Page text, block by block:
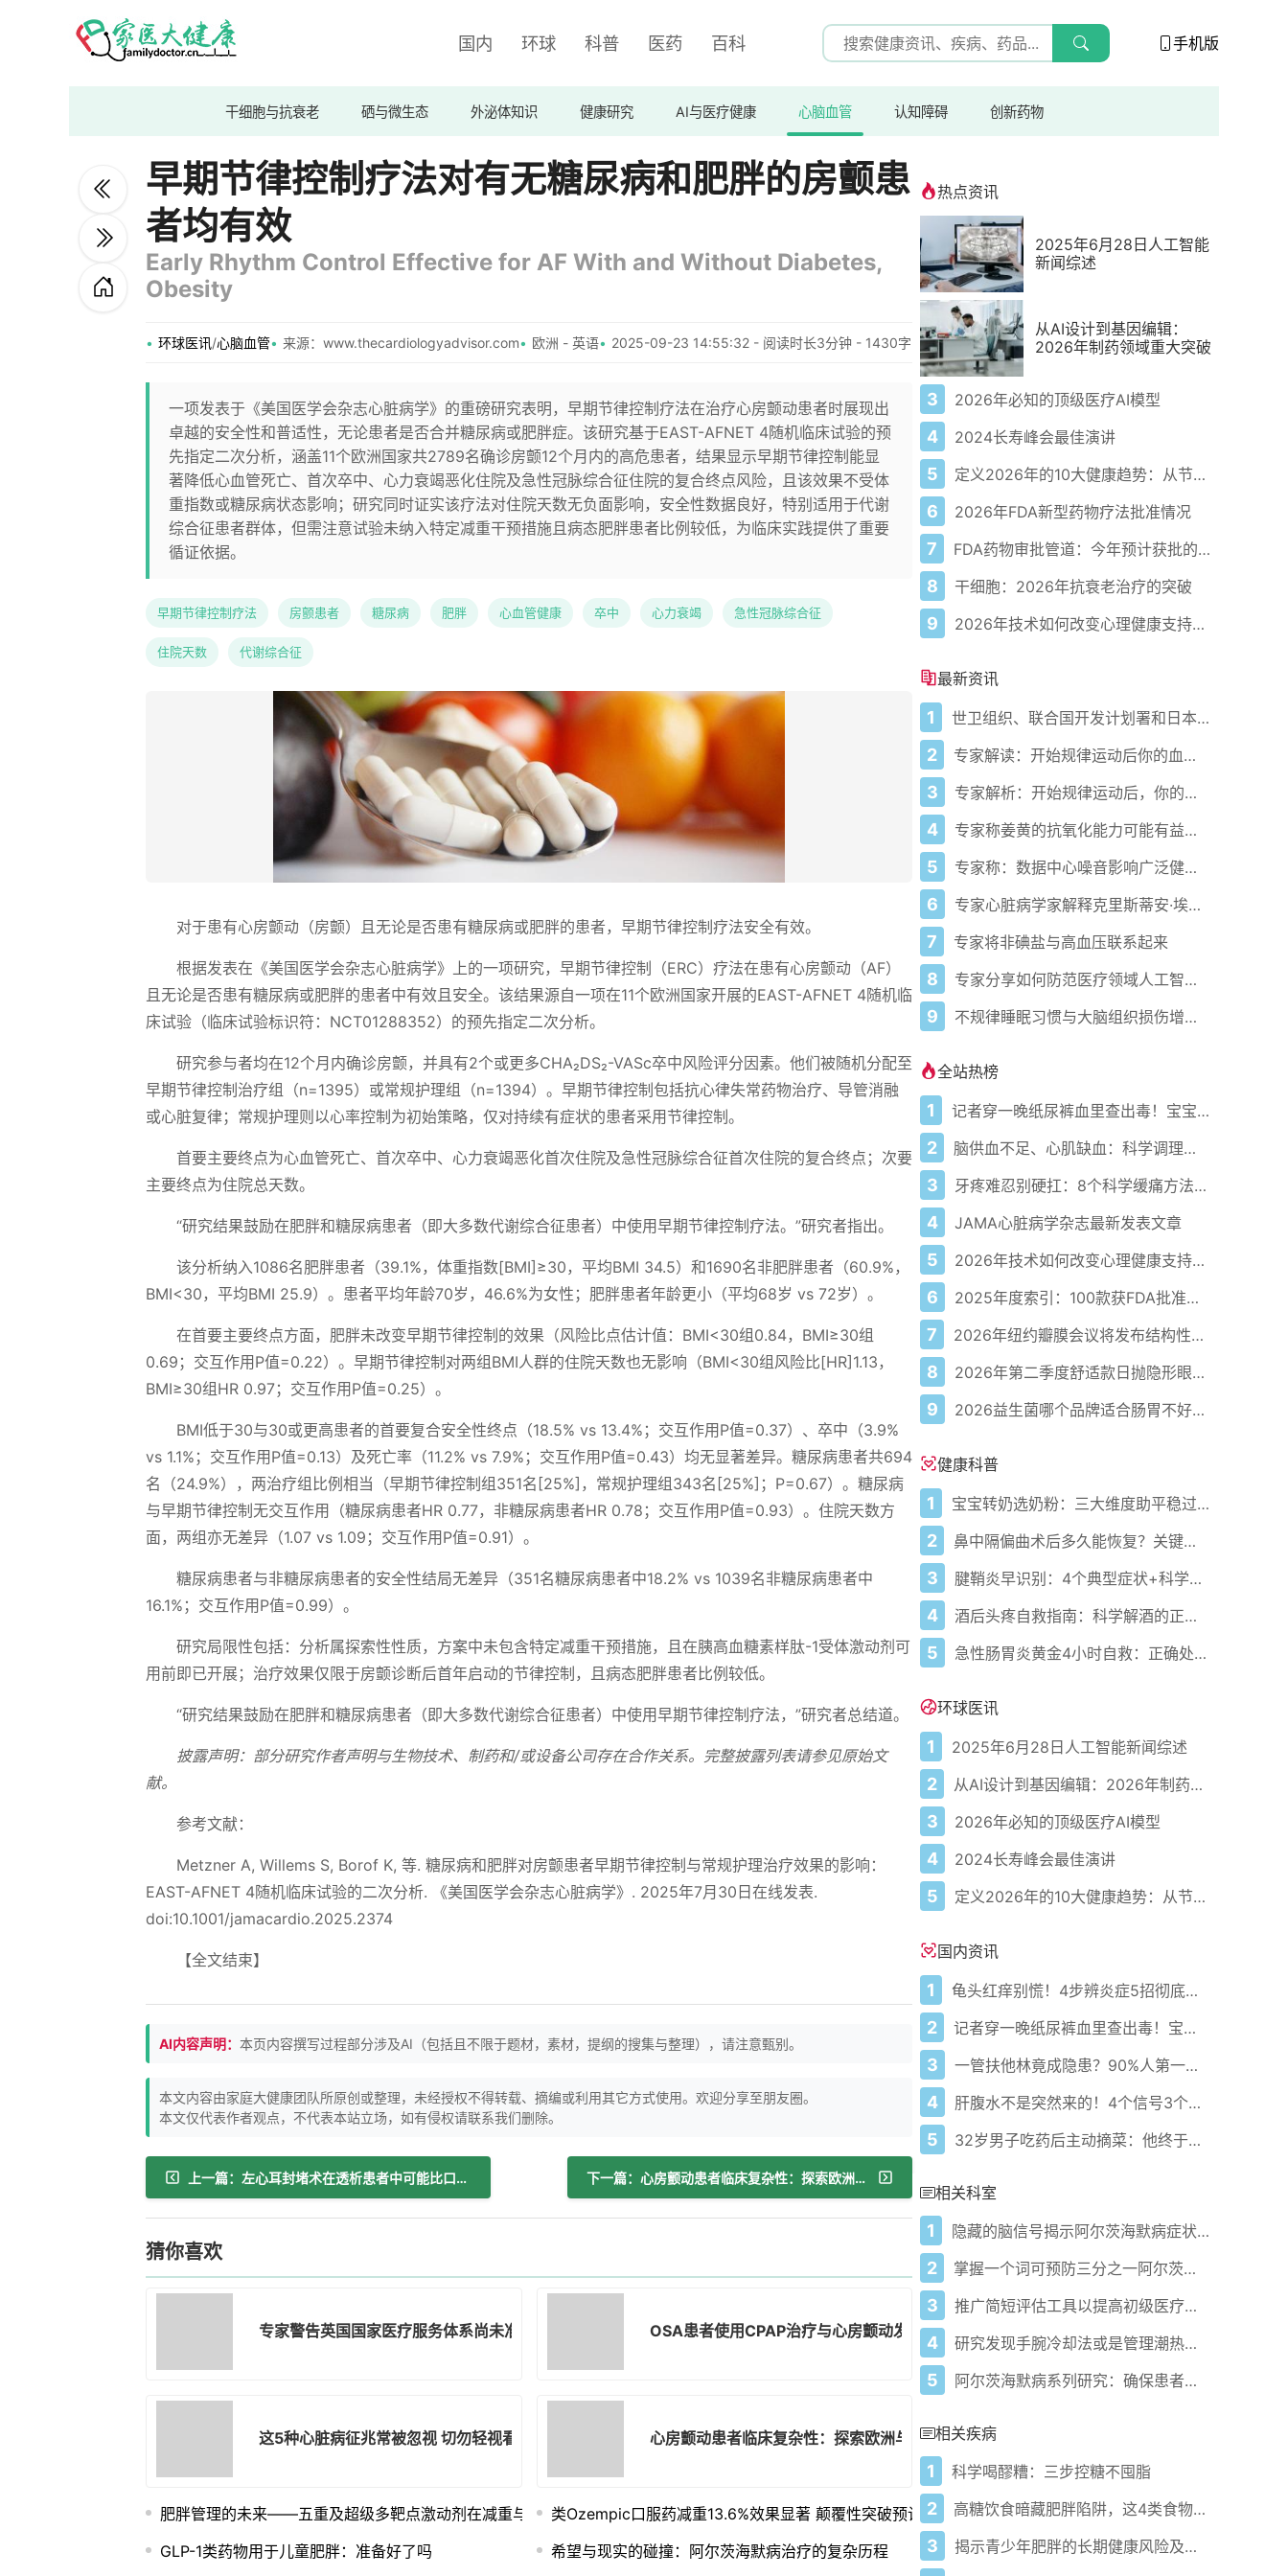
国内 环球 科普 医药 百科 手机版
干细胞与抗衰老 硒与微生态 外泌体知识 健康研究 AI与医疗健康 心脑血管 认知障碍 创新药物
早期节律控制疗法对有无糖尿病和肥胖的房颤患
者均有效
Early Rhythm Control Effective for AF With and Without Diabetes,
Obesity
环球医讯/心脑血管 来源：www.thecardiologyadvisor.com 欧洲 - 英语 2025-09-23 14:55:32 - 阅读时长3分钟 - 1430字
一项发表于《美国医学会杂志心脏病学》的重磅研究表明，早期节律控制疗法在治疗心房颤动患者时展现出
卓越的安全性和普适性，无论患者是否合并糖尿病或肥胖症。该研究基于EAST-AFNET 4随机临床试验的预
先指定二次分析，涵盖11个欧洲国家共2789名确诊房颤12个月内的高危患者，结果显示早期节律控制能显
著降低心血管死亡、首次卒中、心力衰竭恶化住院及急性冠脉综合征住院的复合终点风险，且该效果不受体
重指数或糖尿病状态影响；研究同时证实该疗法对住院天数无负面影响，安全性数据良好，特别适用于代谢
综合征患者群体，但需注意试验未纳入特定减重干预措施且病态肥胖患者比例较低，为临床实践提供了重要
循证依据。
早期节律控制疗法 房颤患者 糖尿病 肥胖 心血管健康 卒中 心力衰竭 急性冠脉综合征
住院天数 代谢综合征
对于患有心房颤动（房颤）且无论是否患有糖尿病或肥胖的患者，早期节律控制疗法安全有效。
根据发表在《美国医学会杂志心脏病学》上的一项研究，早期节律控制（ERC）疗法在患有心房颤动（AF）
且无论是否患有糖尿病或肥胖的患者中有效且安全。该结果源自一项在11个欧洲国家开展的EAST-AFNET 4随机临
床试验（临床试验标识符：NCT01288352）的预先指定二次分析。
研究参与者均在12个月内确诊房颤，并具有2个或更多CHA₂DS₂-VASc卒中风险评分因素。他们被随机分配至
早期节律控制治疗组（n=1395）或常规护理组（n=1394）。早期节律控制包括抗心律失常药物治疗、导管消融
或心脏复律；常规护理则以心率控制为初始策略，仅对持续有症状的患者采用节律控制。
首要主要终点为心血管死亡、首次卒中、心力衰竭恶化首次住院及急性冠脉综合征首次住院的复合终点；次要
主要终点为住院总天数。
“研究结果鼓励在肥胖和糖尿病患者（即大多数代谢综合征患者）中使用早期节律控制疗法。”研究者指出。
该分析纳入1086名肥胖患者（39.1%，体重指数[BMI]≥30，平均BMI 34.5）和1690名非肥胖患者（60.9%，
BMI<30，平均BMI 25.9）。患者平均年龄70岁，46.6%为女性；肥胖患者年龄更小（平均68岁 vs 72岁）。
在首要主要终点方面，肥胖未改变早期节律控制的效果（风险比点估计值：BMI<30组0.84，BMI≥30组
0.69；交互作用P值=0.22）。早期节律控制对两组BMI人群的住院天数也无影响（BMI<30组风险比[HR]1.13，
BMI≥30组HR 0.97；交互作用P值=0.25）。
BMI低于30与30或更高患者的首要复合安全性终点（18.5% vs 13.4%；交互作用P值=0.37）、卒中（3.9%
vs 1.1%；交互作用P值=0.13）及死亡率（11.2% vs 7.9%；交互作用P值=0.43）均无显著差异。糖尿病患者共694
名（24.9%），两治疗组比例相当（早期节律控制组351名[25%]，常规护理组343名[25%]；P=0.67）。糖尿病
与早期节律控制无交互作用（糖尿病患者HR 0.77，非糖尿病患者HR 0.78；交互作用P值=0.93）。住院天数方
面，两组亦无差异（1.07 vs 1.09；交互作用P值=0.91）。
糖尿病患者与非糖尿病患者的安全性结局无差异（351名糖尿病患者中18.2% vs 1039名非糖尿病患者中
16.1%；交互作用P值=0.99）。
研究局限性包括：分析属探索性性质，方案中未包含特定减重干预措施，且在胰高血糖素样肽-1受体激动剂可
用前即已开展；治疗效果仅限于房颤诊断后首年启动的节律控制，且病态肥胖患者比例较低。
“研究结果鼓励在肥胖和糖尿病患者（即大多数代谢综合征患者）中使用早期节律控制疗法，”研究者总结道。
披露声明：部分研究作者声明与生物技术、制药和/或设备公司存在合作关系。完整披露列表请参见原始文
献。
参考文献：
Metzner A, Willems S, Borof K, 等. 糖尿病和肥胖对房颤患者早期节律控制与常规护理治疗效果的影响：
EAST-AFNET 4随机临床试验的二次分析. 《美国医学会杂志心脏病学》. 2025年7月30日在线发表.
doi:10.1001/jamacardio.2025.2374
【全文结束】
AI内容声明： 本页内容撰写过程部分涉及AI（包括且不限于题材，素材，提纲的搜集与整理），请注意甄别。
本文内容由家庭大健康团队所原创或整理，未经授权不得转载、摘编或利用其它方式使用。欢迎分享至朋友圈。
本文仅代表作者观点，不代表本站立场，如有侵权请联系我们删除。
上一篇：左心耳封堵术在透析患者中可能比口服抗凝剂更安全 下一篇：心房颤动患者临床复杂性：探索欧洲与亚洲队列的差异风险特征
猜你喜欢
专家警告英国国家医疗服务体系尚未准备好应对痴呆症护理革命OSA患者使用CPAP治疗与心房颤动发生率降低相关
这5种心脏病征兆常被忽视 切勿轻视看似微小的症状 心房颤动患者临床复杂性：探索欧洲与亚洲队列的差异风险特征
肥胖管理的未来——五重及超级多靶点激动剂在减重与维持中的应用类Ozempic口服药减重13.6%效果显著 颠覆性突破预计2026年上市
GLP-1类药物用于儿童肥胖：准备好了吗
希望与现实的碰撞：阿尔茨海默病治疗的复杂历程
热点资讯
2025年6月28日人工智能
新闻综述
从AI设计到基因编辑：
2026年制药领域重大突破
3 2026年必知的顶级医疗AI模型
4 2024长寿峰会最佳演讲
5 定义2026年的10大健康趋势：从节律健康到冷热交替疗法
6 2026年FDA新型药物疗法批准情况
7 FDA药物审批管道：今年预计获批的关键新疗法
8 干细胞：2026年抗衰老治疗的突破
9 2026年技术如何改变心理健康支持的获取方式
最新资讯
1 世卫组织、联合国开发计划署和日本在加纳启动人工智能健康计划 应对气候敏感性疾病并加强医疗服务
2 专家解读：开始规律运动后你的血压会发生什么变化
3 专家解析：开始规律运动后，你的血压会发生什么变化
4 专家称姜黄的抗氧化能力可能有益心脏健康
5 专家称：数据中心噪音影响广泛健康问题
6 专家心脏病学家解释克里斯蒂安·埃里克森为丹麦队晕倒的原因
7 专家将非碘盐与高血压联系起来
8 专家分享如何防范医疗领域人工智能的负面影响
9 不规律睡眠习惯与大脑组织损伤增加相关
全站热榜
1 记者穿一晚纸尿裤血里查出毒！宝宝血液浓度竟是成人的5倍？
2 脑供血不足、心肌缺血：科学调理全攻略
3 牙疼难忍别硬扛：8个科学缓痛方法收好
4 JAMA心脏病学杂志最新发表文章
5 2026年技术如何改变心理健康支持的获取方式
6 2025年度索引：100款获FDA批准的AI驱动医疗设备
7 2026年纽约瓣膜会议将发布结构性心脏病最新研究成果
8 2026年第二季度舒适款日抛隐形眼镜推荐，优瞳主打长效佩戴体验
9 2026益生菌哪个品牌适合肠胃不好的人，常年饱受肠胃病痛看过来，梳理实用十大品牌
健康科普
1 宝宝转奶选奶粉：三大维度助平稳过渡
2 鼻中隔偏曲术后多久能恢复？关键看这几点
3 腱鞘炎早识别：4个典型症状+科学应对，避免关节卡壳
4 酒后头疼自救指南：科学解酒的正确打开方式
5 急性肠胃炎黄金4小时自救：正确处置与误区避坑关键
环球医讯
1 2025年6月28日人工智能新闻综述
2 从AI设计到基因编辑：2026年制药领域重大突破
3 2026年必知的顶级医疗AI模型
4 2024长寿峰会最佳演讲
5 定义2026年的10大健康趋势：从节律健康到冷热交替疗法
国内资讯
1 龟头红痒别慌！4步辨炎症5招彻底防复发
2 记者穿一晚纸尿裤血里查出毒！宝宝血液浓度竟是成人的5倍？
3 一管扶他林竟成隐患？90%人第一步就错了！
4 肝腹水不是突然来的！4个信号3个管理要点别等肚子鼓起来
5 32岁男子吃药后主动摘菜：他终于活过来了？
相关科室
1 隐藏的脑信号揭示阿尔茨海默病症状出现前数年的情况
2 掌握一个词可预防三分之一阿尔茨海默病病例
3 推广简短评估工具以提高初级医疗中轻度认知障碍的早期检出率
4 研究发现手腕冷却法或是管理潮热的有效途径
5 阿尔茨海默病系列研究：确保患者受益于新疗法的必要变革
相关疾病
1 科学喝醪糟：三步控糖不囤脂
2 高糖饮食暗藏肥胖陷阱，这4类食物你可能天天在吃
3 揭示青少年肥胖的长期健康风险及科学应对策略